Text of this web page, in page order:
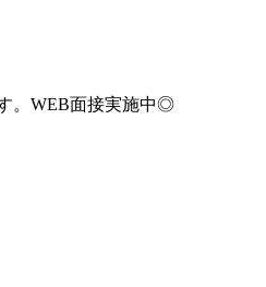
。WEB面接実施中◎